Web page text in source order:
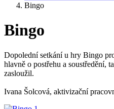
Bingo
Bingo
Dopolední setkání u hry Bingo
hlavně o postřehu a soustředění,
zasloužil.
Ivana Šolcová, aktivizační